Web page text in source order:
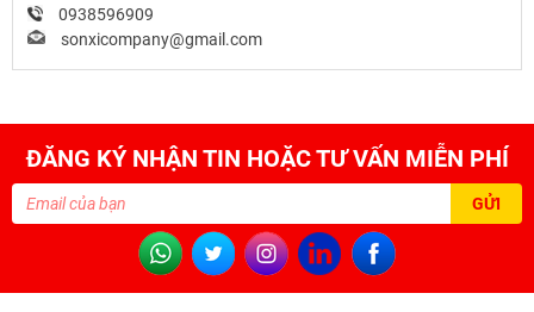
0938596909
sonxicompany@gmail.com
ĐĂNG KÝ NHẬN TIN HOẶC TƯ VẤN MIỄN PHÍ